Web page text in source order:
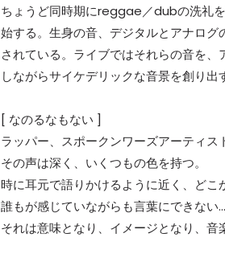
ちょうど同時期にreggae／dubの洗礼
始する。生身の音、デジタルとアナロ
されている。ライブではそれらの音を
しながらサイケデリックな音景を創り出
[ なのるなもない ]
ラッパー、スポークンワーズアーティス
その声は深く、いくつもの色を持つ。
時に耳元で語りかけるように近く、どこ
誰もが感じていながらも言葉にできない
それは意味となり、イメージとなり、音